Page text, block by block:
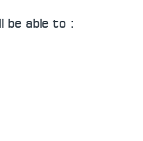
be able to :